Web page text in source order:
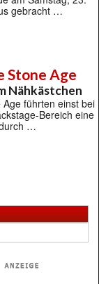
gebracht …
Stone Age
Nähkästchen
führten einst bei
Bereich eine
…